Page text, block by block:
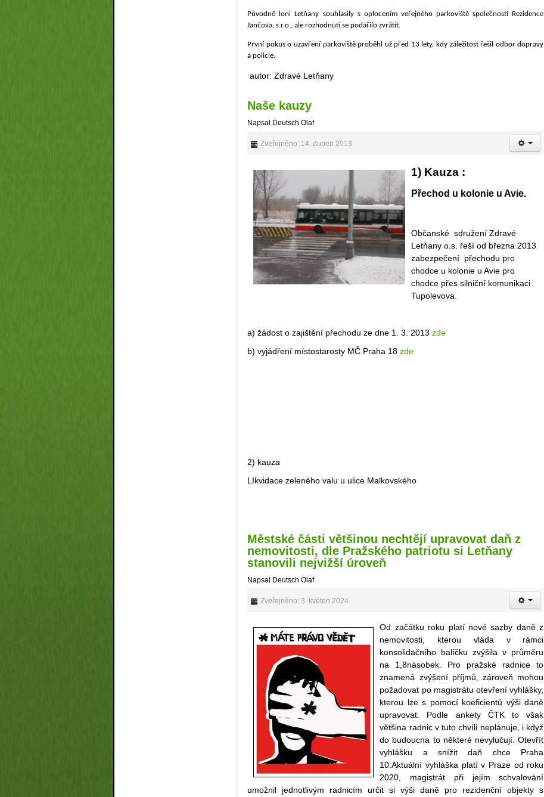
Původně loni Letňany souhlasily s oplocením veřejného parkoviště společností Rezidence
Jančova, s.r.o., ale rozhodnutí se podařilo zvrátit.
První pokus o uzavření parkoviště proběhl už před 13 lety, kdy záležitost řešil odbor dopravy
a policie.
autor: Zdravé Letňany
Naše kauzy
Napsal Deutsch Olaf
Zveřejněno: 14. duben 2013
1) Kauza :
Přechod u kolonie u Avie.
Občanské sdružení Zdravé
Letňany o.s. řeší od března 2013
zabezpečení přechodu pro
chodce u kolonie u Avie pro
chodce přes silniční komunikaci
Tupolevova.
a) žádost o zajištění přechodu ze dne 1. 3. 2013zde
b) vyjádření místostarosty MČ Praha 18zde
2) kauza
LIkvidace zeleného valu u ulice Malkovského
Městské části většinou nechtějí upravovat daň z
nemovitosti, dle Pražského patriotu si Letňany
stanovili nejvižší úroveň
Napsal Deutsch Olaf
Zveřejněno: 3. květen 2024
Od začátku roku platí nové sazby daně z
nemovitosti, kterou vláda v rámci
konsolidačního balíčku zvýšila v průměru
na 1,8násobek. Pro pražské radnice to
znamená zvýšení příjmů, zároveň mohou
požadovat po magistrátu otevření vyhlášky,
kterou lze s pomocí koeficientů výši daně
upravovat. Podle ankety ČTK to však
většina radnic v tuto chvíli neplánuje, i když
do budoucna to některé nevylučují. Otevřít
vyhlášku a snížit daň chce Praha
10.Aktuální vyhláška platí v Praze od roku
2020, magistrát při jejím schvalování
umožnil jednotlivým radnicím určit si výši daně pro rezidenční objekty s